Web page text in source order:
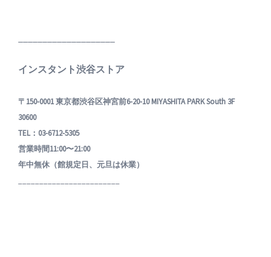
インスタント渋谷ストア
〒150-0001 東京都渋谷区神宮前6-20-10 MIYASHITA PARK South 3F
30600
TEL：03-6712-5305
営業時間11:00〜21:00
年中無休（館規定日、元旦は休業）